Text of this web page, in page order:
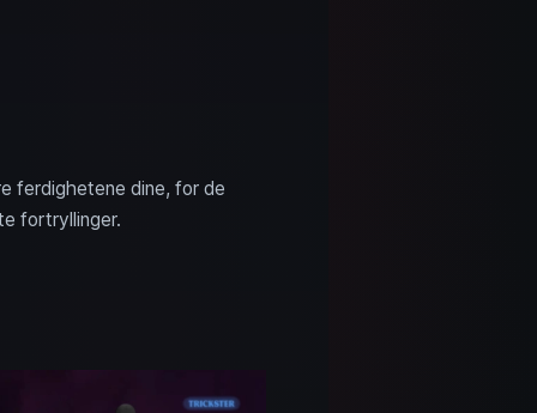
ferdighetene dine, for de
fortryllinger.